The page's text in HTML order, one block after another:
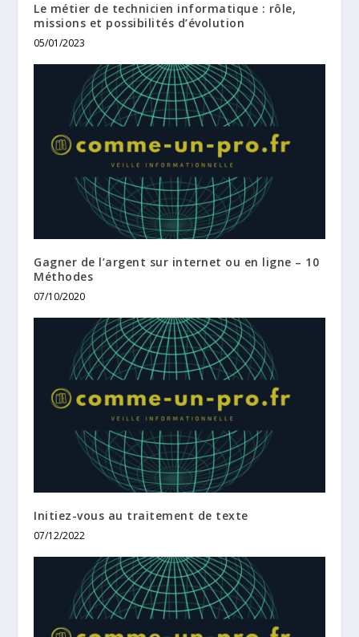
Le métier de technicien informatique : rôle,
missions et possibilités d’évolution
05/01/2023
Gagner de l’argent sur internet ou en ligne – 10
Méthodes
07/10/2020
Initiez-vous au traitement de texte
07/12/2022